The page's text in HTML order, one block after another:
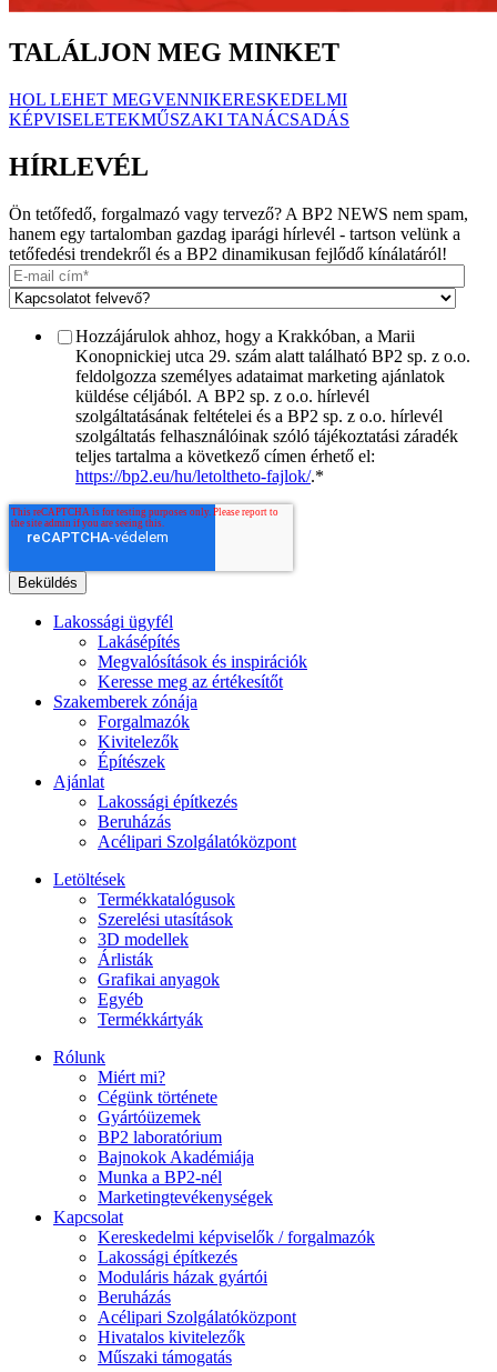
TALÁLJON MEG MINKET
HOL LEHET MEGVENNIKERESKEDELMI
KÉPVISELETEKMŰSZAKI TANÁCSADÁS
HÍRLEVÉL
Ön tetőfedő, forgalmazó vagy tervező? A BP2 NEWS nem spam,
hanem egy tartalomban gazdag iparági hírlevél - tartson velünk a
tetőfedési trendekről és a BP2 dinamikusan fejlődő kínálatáról!
Hozzájárulok ahhoz, hogy a Krakkóban, a Marii
Konopnickiej utca 29. szám alatt található BP2 sp. z o.o.
feldolgozza személyes adataimat marketing ajánlatok
küldése céljából. A BP2 sp. z o.o. hírlevél
szolgáltatásának feltételei és a BP2 sp. z o.o. hírlevél
szolgáltatás felhasználóinak szóló tájékoztatási záradék
teljes tartalma a következő címen érhető el:
https://bp2.eu/hu/letoltheto-fajlok/.*
Lakossági ügyfél
Lakásépítés
Megvalósítások és inspirációk
Keresse meg az értékesítőt
Szakemberek zónája
Forgalmazók
Kivitelezők
Építészek
Ajánlat
Lakossági építkezés
Beruházás
Acélipari Szolgálatóközpont
Letöltések
Termékkatalógusok
Szerelési utasítások
3D modellek
Árlisták
Grafikai anyagok
Egyéb
Termékkártyák
Rólunk
Miért mi?
Cégünk története
Gyártóüzemek
BP2 laboratórium
Bajnokok Akadémiája
Munka a BP2-nél
Marketingtevékenységek
Kapcsolat
Kereskedelmi képviselők / forgalmazók
Lakossági építkezés
Moduláris házak gyártói
Beruházás
Acélipari Szolgálatóközpont
Hivatalos kivitelezők
Műszaki támogatás